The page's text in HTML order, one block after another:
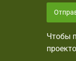
Чтобы